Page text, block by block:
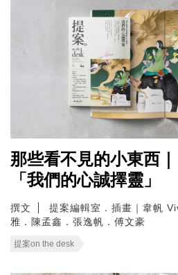
那些看不見的小東西
「我們的心誠擇靈」
撰文
提案編輯室．插畫｜韋帆
雅．陳孟鑫．張逸帆．傅文豪
提案on the desk